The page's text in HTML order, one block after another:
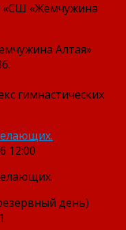
«СШ «Жемчужина
Алтая»
гимнастических
12:00
день)